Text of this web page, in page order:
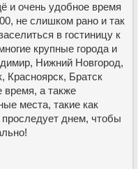
и очень удобное время
не слишком рано и так
в гостиницу к
крупные города и
Нижний Новгород,
Красноярск, Братск
время, а также
места, такие как
днем, чтобы